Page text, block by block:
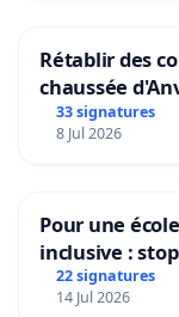
Rétablir des
chaussée
33 signatures
8 Jul 2026
Pour une
inclusive :
primaire
22 signatures
14 Jul 2026